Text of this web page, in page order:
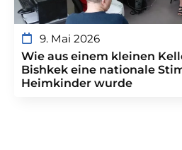
9. Mai 2026
Wie aus einem kleinen
Bishkek eine nationale
Heimkinder wurde